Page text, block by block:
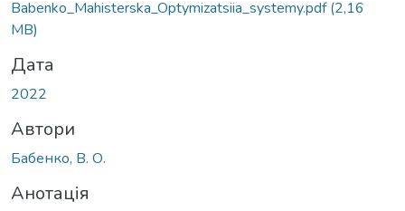
Babenko_Мahisterska_Optymizatsiia_systemy.pdf(2,16
MB)
Дата
2022
Автори
Бабенко, В. О.
Анотація